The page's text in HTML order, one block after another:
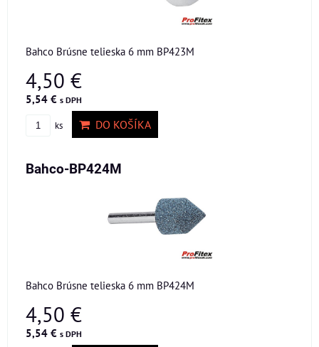
Bahco Brúsne telieska 6 mm BP423M
4,50 €
5,54 € s DPH
ks DO KOŠÍKA
Bahco-BP424M
Bahco Brúsne telieska 6 mm BP424M
4,50 €
5,54 € s DPH